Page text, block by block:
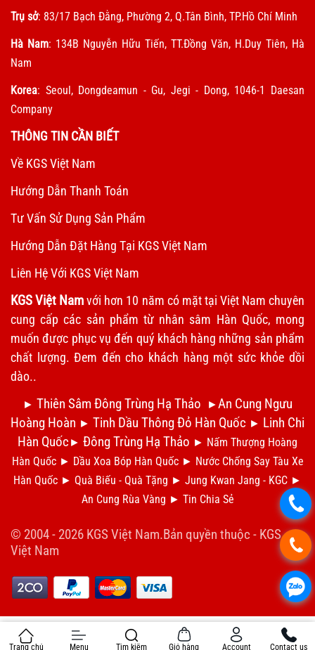
Trụ sở: 83/17 Bạch Đằng, Phường 2, Q.Tân Bình, TP.Hồ Chí Minh
Hà Nam: 134B Nguyễn Hữu Tiến, TT.Đồng Văn, H.Duy Tiên, Hà
Nam
Korea: Seoul, Dongdeamun - Gu, Jegi - Dong, 1046-1 Daesan
Company
THÔNG TIN CẦN BIẾT
Về KGS Việt Nam
Hướng Dẫn Thanh Toán
Tư Vấn Sử Dụng Sản Phẩm
Hướng Dẫn Đặt Hàng Tại KGS Việt Nam
Liên Hệ Với KGS Việt Nam
KGS Việt Namvới hơn 10 năm có mặt tại Việt Nam chuyên
cung cấp các sản phẩm từ nhân sâm Hàn Quốc, mong
muốn được phục vụ đến quý khách hàng những sản phẩm
chất lượng. Đem đến cho khách hàng một sức khỏe dồi
dào..
.
.
.
► Thiên Sâm Đông Trùng Hạ Thảo ►An Cung Ngưu
Hoàng Hoàn ► Tinh Dầu Thông Đỏ Hàn Quốc ► Linh Chi
Hàn Quốc ► Đông Trùng Hạ Thảo ► Nấm Thượng Hoàng
Hàn Quốc ► Dầu Xoa Bóp Hàn Quốc ► Nước Chống Say Tàu Xe
Hàn Quốc ► Quà Biếu - Quà Tặng ► Jung Kwan Jang - KGC ►
An Cung Rùa Vàng ► Tin Chia Sẻ
© 2004 - 2026 KGS Việt Nam.Bản quyền thuộc - KGS
Việt Nam
Trang chủ Menu Tìm kiếm Giỏ hàng Account Contact us